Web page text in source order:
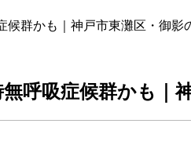
候群かも｜神戸市東灘区・御影
呼吸症候群かも｜